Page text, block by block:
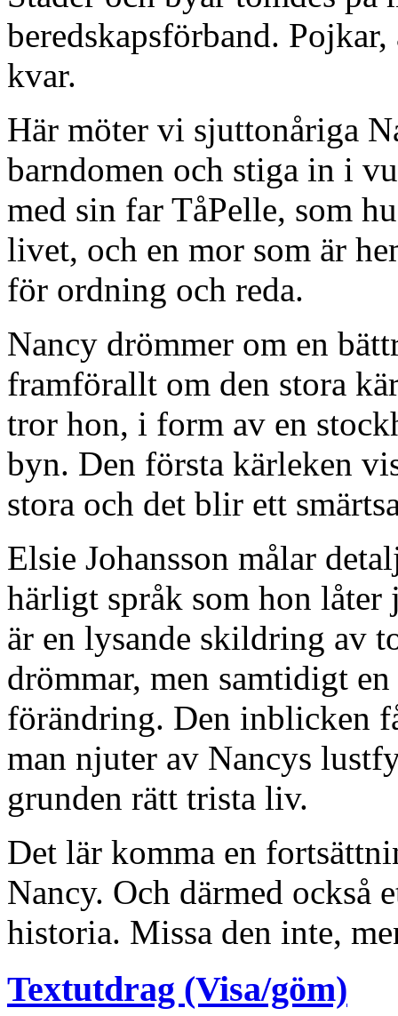
beredskapsförband.
kvar.
Här möter vi sjuttonåriga
barndomen och stiga in i
med sin far TåPelle, som
livet, och en mor som är
för ordning och reda.
Nancy drömmer om en
framförallt om den stora
tror hon, i form av en
byn. Den första kärleken
stora och det blir ett
Elsie Johansson målar
härligt språk som hon låter
är en lysande skildring av
drömmar, men samtidigt
förändring. Den inblicken
man njuter av Nancys
grunden rätt trista liv.
Det lär komma en
Nancy. Och därmed också
historia. Missa den inte,
Textutdrag (Visa/göm)